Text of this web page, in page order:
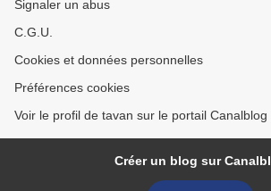
Signaler un abus
C.G.U.
Cookies et données personnelles
Préférences cookies
Voir le profil de tavan sur le portail Canalblog
Créer un blog sur